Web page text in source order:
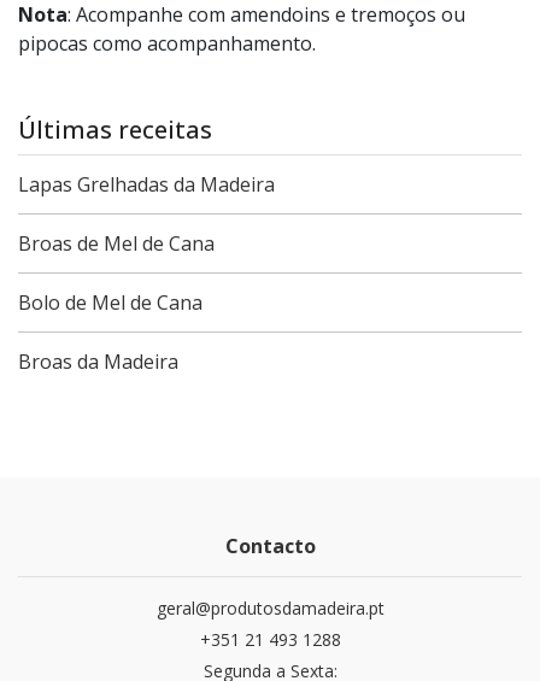
Nota: Acompanhe com amendoins e tremoços ou
pipocas como acompanhamento.
Últimas receitas
Lapas Grelhadas da Madeira
Broas de Mel de Cana
Bolo de Mel de Cana
Broas da Madeira
Contacto
geral@produtosdamadeira.pt
+351 21 493 1288
Segunda a Sexta: